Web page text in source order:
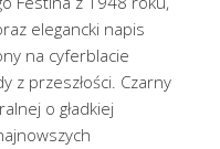
elegancki napis
na cyferblacie
z przeszłości. Czarny
o gładkiej